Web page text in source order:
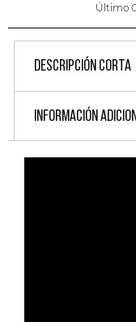
Último
DESCRIPCIÓN CORTA
INFORMACIÓN